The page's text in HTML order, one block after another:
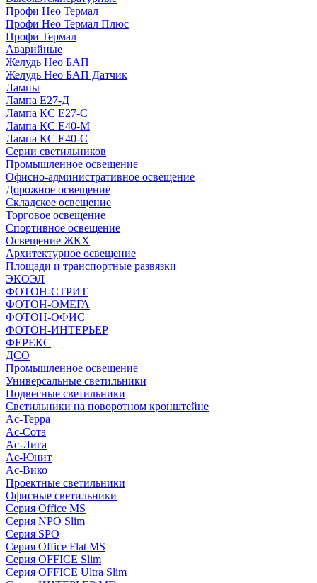
Профи Нео Термал
Профи Нео Термал Плюс
Профи Термал
Аварийные
Желудь Нео БАП
Желудь Нео БАП Датчик
Лампы
Лампа Е27-Д
Лампа КС Е27-С
Лампа КС Е40-М
Лампа КС Е40-С
Серии светильников
Промышленное освещение
Офисно-административное освещение
Дорожное освещение
Складское освещение
Торговое освещение
Спортивное освещение
Освещение ЖКХ
Архитектурное освещение
Площади и транспортные развязки
ЭКОЭЛ
ФОТОН-СТРИТ
ФОТОН-ОМЕГА
ФОТОН-ОФИС
ФОТОН-ИНТЕРЬЕР
ФЕРЕКС
ДСО
Промышленное освещение
Универсальные светильники
Подвесные светильники
Светильники на поворотном кронштейне
Ас-Терра
Ас-Сота
Ас-Лига
Ас-Юнит
Ас-Вико
Проектные светильники
Офисные светильники
Серия Office MS
Серия NPO Slim
Серия SPO
Серия Office Flat MS
Серия OFFICE Slim
Серия OFFICE Ultra Slim